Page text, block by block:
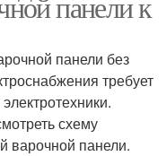
панели без
требует
схему
варочной панели.